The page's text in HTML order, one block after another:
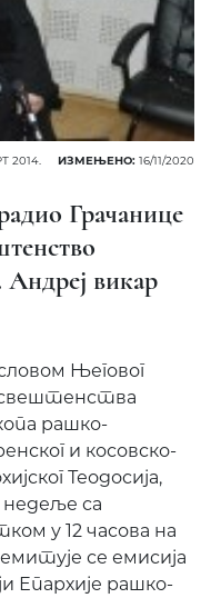
2014. ИЗМЕЊЕНО: 16/11/2020
Грачанице
Андреј викар
Његовог
рашко-
и косовско-
Теодосија,
недеље са
у 12 часова на
се емисија
Епархије рашко-